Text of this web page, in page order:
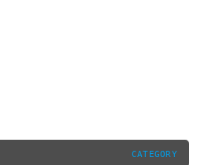
CATEGORY